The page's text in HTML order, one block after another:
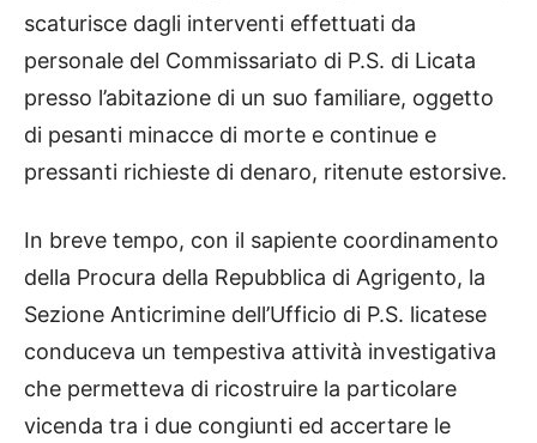
scaturisce dagli interventi effettuati da
personale del Commissariato di P.S. di Licata
presso l’abitazione di un suo familiare, oggetto
di pesanti minacce di morte e continue e
pressanti richieste di denaro, ritenute estorsive.
In breve tempo, con il sapiente coordinamento
della Procura della Repubblica di Agrigento, la
Sezione Anticrimine dell’Ufficio di P.S. licatese
conduceva un tempestiva attività investigativa
che permetteva di ricostruire la particolare
vicenda tra i due congiunti ed accertare le